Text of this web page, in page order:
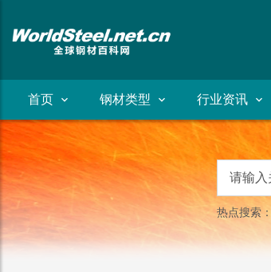
首页 钢材类型 行业资讯
热点搜索：